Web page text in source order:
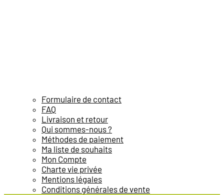
Formulaire de contact
FAQ
Livraison et retour
Qui sommes-nous ?
Méthodes de paiement
Ma liste de souhaits
Mon Compte
Charte vie privée
Mentions légales
Conditions générales de vente